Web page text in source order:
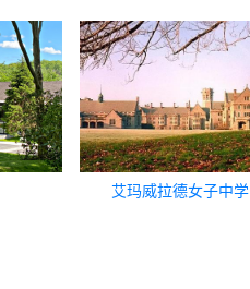
艾玛威拉德女子中学